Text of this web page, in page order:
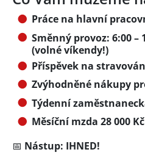
Práce na hlavní
Směnný provoz: 6:00 –
(volné víkendy!)
Příspěvek na
Zvýhodněné nákupy
Týdenní
Měsíční mzda 28 000 Kč
📅 Nástup: IHNED!